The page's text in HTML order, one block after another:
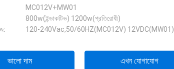
MC012V+MW01
800w(ইন্ডাকটিভ) 1200w(প্রতিরোধী)
120-240Vac,50/60HZ(MC012V) 12VDC(MW01)
ভালো দাম এখন যোগাযোগ